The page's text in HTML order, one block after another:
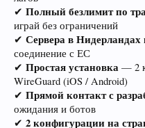
✔ Полный безлимит по
играй без ограничений
✔ Сервера в
соединение с ЕС
✔ Простая установка — 2
WireGuard (iOS / Android)
✔ Прямой контакт с
ожидания и ботов
✔ 2 конфигурации на